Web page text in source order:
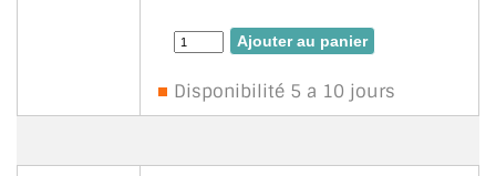
Avec cache-vis
Pour verre de 6/8/10mm
Disponibilité 5 a 10 jours